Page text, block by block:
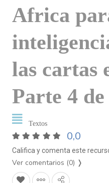
Africa
las cartas
Parte 4 de
Textos
0,0
Califica y comenta este
Ver comentarios (0) ❭